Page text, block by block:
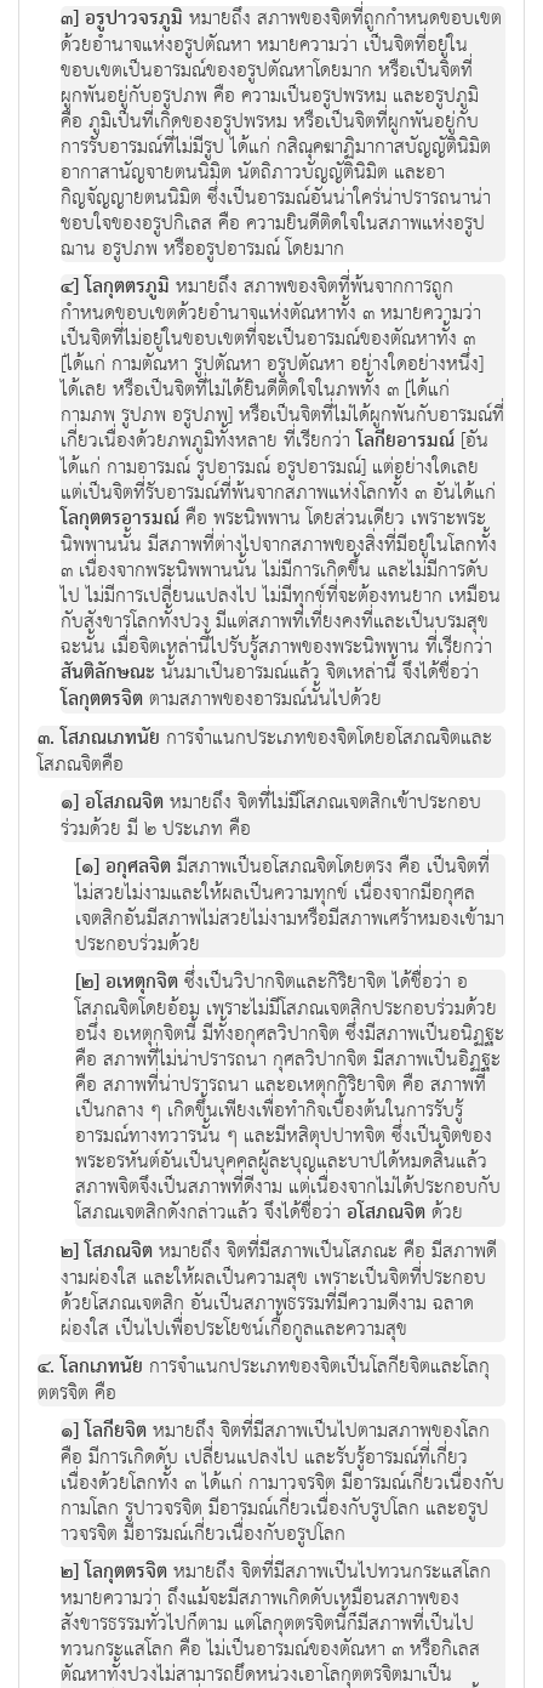
๓] อรูปาวจรภูมิ หมายถึง สภาพของจิตที่ถูกกำหนดขอบเขต
ด้วยอำนาจแห่งอรูปตัณหา หมายความว่า เป็นจิตที่อยู่ใน
ขอบเขตเป็นอารมณ์ของอรูปตัณหาโดยมาก หรือเป็นจิตที่
ผูกพันอยู่กับอรูปภพ คือ ความเป็นอรูปพรหม และอรูปภูมิ
คือ ภูมิเป็นที่เกิดของอรูปพรหม หรือเป็นจิตที่ผูกพันอยู่กับ
การรับอารมณ์ที่ไม่มีรูป ได้แก่ กสิณุคฆาฏิมากาสบัญญัตินิมิต
อากาสานัญจายตนนิมิต นัตถิภาวบัญญัตินิมิต และอา
กิญจัญญายตนนิมิต ซึ่งเป็นอารมณ์อันน่าใคร่น่าปรารถนาน่า
ชอบใจของอรูปกิเลส คือ ความยินดีติดใจในสภาพแห่งอรูป
ฌาน อรูปภพ หรืออรูปอารมณ์ โดยมาก
๔] โลกุตตรภูมิ หมายถึง สภาพของจิตที่พ้นจากการถูก
กำหนดขอบเขตด้วยอำนาจแห่งตัณหาทั้ง ๓ หมายความว่า
เป็นจิตที่ไม่อยู่ในขอบเขตที่จะเป็นอารมณ์ของตัณหาทั้ง ๓
[ได้แก่ กามตัณหา รูปตัณหา อรูปตัณหา อย่างใดอย่างหนึ่ง]
ได้เลย หรือเป็นจิตที่ไม่ได้ยินดีติดใจในภพทั้ง ๓ [ได้แก่
กามภพ รูปภพ อรูปภพ] หรือเป็นจิตที่ไม่ได้ผูกพันกับอารมณ์ที่
เกี่ยวเนื่องด้วยภพภูมิทั้งหลาย ที่เรียกว่าโลกียอารมณ์ [อัน
ได้แก่ กามอารมณ์ รูปอารมณ์ อรูปอารมณ์] แต่อย่างใดเลย
แต่เป็นจิตที่รับอารมณ์ที่พ้นจากสภาพแห่งโลกทั้ง ๓ อันได้แก่
โลกุตตรอารมณ์คือ พระนิพพาน โดยส่วนเดียว เพราะพระ
นิพพานนั้น มีสภาพที่ต่างไปจากสภาพของสิ่งที่มีอยู่ในโลกทั้ง
๓ เนื่องจากพระนิพพานนั้น ไม่มีการเกิดขึ้น และไม่มีการดับ
ไป ไม่มีการเปลี่ยนแปลงไป ไม่มีทุกข์ที่จะต้องทนยาก เหมือน
กับสังขารโลกทั้งปวง มีแต่สภาพที่เที่ยงคงที่และเป็นบรมสุข
ฉะนั้น เมื่อจิตเหล่านี้ไปรับรู้สภาพของพระนิพพาน ที่เรียกว่า
สันติลักษณะ นั้นมาเป็นอารมณ์แล้ว จิตเหล่านี้ จึงได้ชื่อว่า
โลกุตตรจิตตามสภาพของอารมณ์นั้นไปด้วย
๓. โสภณเภทนัย การจำแนกประเภทของจิตโดยอโสภณจิตและ
โสภณจิตคือ
๑] อโสภณจิตหมายถึง จิตที่ไม่มีโสภณเจตสิกเข้าประกอบ
ร่วมด้วย มี ๒ ประเภท คือ
[๑] อกุศลจิตมีสภาพเป็นอโสภณจิตโดยตรง คือ เป็นจิตที่
ไม่สวยไม่งามและให้ผลเป็นความทุกข์ เนื่องจากมีอกุศล
เจตสิกอันมีสภาพไม่สวยไม่งามหรือมีสภาพเศร้าหมองเข้ามา
ประกอบร่วมด้วย
[๒] อเหตุกจิตซึ่งเป็นวิปากจิตและกิริยาจิต ได้ชื่อว่า อ
โสภณจิตโดยอ้อม เพราะไม่มีโสภณเจตสิกประกอบร่วมด้วย
อนึ่ง อเหตุกจิตนี้ มีทั้งอกุศลวิปากจิต ซึ่งมีสภาพเป็นอนิฏฐะ
คือ สภาพที่ไม่น่าปรารถนา กุศลวิปากจิต มีสภาพเป็นอิฏฐะ
คือ สภาพที่น่าปรารถนา และอเหตุกกิริยาจิต คือ สภาพที่
เป็นกลาง ๆ เกิดขึ้นเพียงเพื่อทำกิจเบื้องต้นในการรับรู้
อารมณ์ทางทวารนั้น ๆ และมีหสิตุปปาทจิต ซึ่งเป็นจิตของ
พระอรหันต์อันเป็นบุคคลผู้ละบุญและบาปได้หมดสิ้นแล้ว
สภาพจิตจึงเป็นสภาพที่ดีงาม แต่เนื่องจากไม่ได้ประกอบกับ
โสภณเจตสิกดังกล่าวแล้ว จึงได้ชื่อว่า อโสภณจิตด้วย
๒] โสภณจิตหมายถึง จิตที่มีสภาพเป็นโสภณะ คือ มีสภาพดี
งามผ่องใส และให้ผลเป็นความสุข เพราะเป็นจิตที่ประกอบ
ด้วยโสภณเจตสิก อันเป็นสภาพธรรมที่มีความดีงาม ฉลาด
ผ่องใส เป็นไปเพื่อประโยชน์เกื้อกูลและความสุข
๔. โลกเภทนัย การจำแนกประเภทของจิตเป็นโลกียจิตและโลกุ
ตตรจิต คือ
๑] โลกียจิตหมายถึง จิตที่มีสภาพเป็นไปตามสภาพของโลก
คือ มีการเกิดดับ เปลี่ยนแปลงไป และรับรู้อารมณ์ที่เกี่ยว
เนื่องด้วยโลกทั้ง ๓ ได้แก่ กามาวจรจิต มีอารมณ์เกี่ยวเนื่องกับ
กามโลก รูปาวจรจิต มีอารมณ์เกี่ยวเนื่องกับรูปโลก และอรูป
าวจรจิต มีอารมณ์เกี่ยวเนื่องกับอรูปโลก
๒] โลกุตตรจิตหมายถึง จิตที่มีสภาพเป็นไปทวนกระแสโลก
หมายความว่า ถึงแม้จะมีสภาพเกิดดับเหมือนสภาพของ
สังขารธรรมทั่วไปก็ตาม แต่โลกุตตรจิตนี้ก็มีสภาพที่เป็นไป
ทวนกระแสโลก คือ ไม่เป็นอารมณ์ของตัณหา ๓ หรือกิเลส
ตัณหาทั้งปวงไม่สามารถยึดหน่วงเอาโลกุตตรจิตมาเป็น